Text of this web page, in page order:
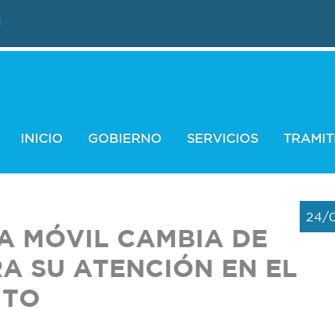
INICIO GOBIERNO SERVICIOS
24/
MÓVIL CAMBIA DE
SU ATENCIÓN EN EL